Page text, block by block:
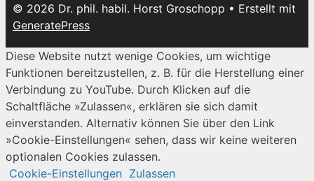
© 2026 Dr. phil. habil. Horst Groschopp • Erstellt mit
GeneratePress
Diese Website nutzt wenige Cookies, um wichtige
Funktionen bereitzustellen, z. B. für die Herstellung einer
Verbindung zu YouTube. Durch Klicken auf die
Schaltfläche »Zulassen«, erklären sie sich damit
einverstanden. Alternativ können Sie über den Link
»Cookie-Einstellungen« sehen, dass wir keine weiteren
optionalen Cookies zulassen.
Cookie-Einstellungen Zulassen